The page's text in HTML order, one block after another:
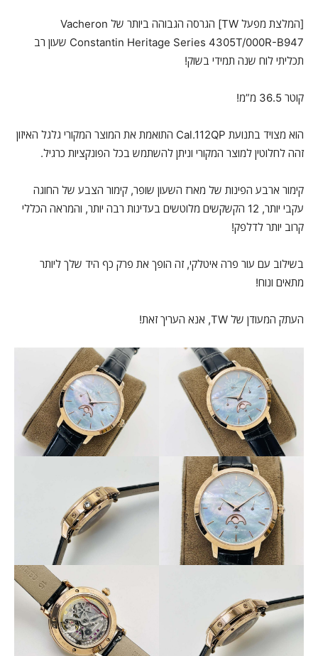
[המלצת מפעל TW] הגרסה הגבוהה ביותר של Vacheron
Constantin Heritage Series 4305T/000R-B947 שעון רב
תכליתי לוח שנה תמידי בשוק!
קוטר 36.5 מ”מ!
הוא מצויד בתנועת Cal.112QP התואמת את המוצר המקורי גלגל האיזון
זהה לחלוטין למוצר המקורי וניתן להשתמש בכל הפונקציות כרגיל.
קימור ארבע הפינות של מארז השעון שופר, קימור הצבע של החוגה
עקבי יותר, 12 הקשקשים מלוטשים בעדינות רבה יותר, והמראה הכללי
קרוב יותר לדלפק!
בשילוב עם עור פרה איטלקי, זה הופך את פרק כף היד שלך ליותר
מתאים ונוח!
העתק המעודן של TW, אנא העריך זאת!